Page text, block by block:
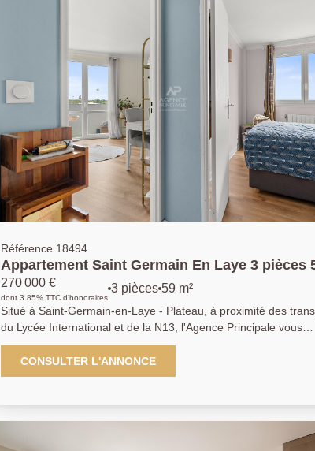
immédiate. Produit coup de coeur idéal pour une jeune famille.
Référence 18494
Appartement Saint Germain En Laye 3 pièces
m2 Refait à neuf
270 000 €
dont 3.85% TTC d'honoraires
3 pièces 59 m²
Situé à Saint-Germain-en-Laye - Plateau, à proximité des
du Lycée International et de la N13, l'Agence Principale vous
propose cet appartement de 3 pièces en parfaite état, au 5ème
étage avec ascenseur. Il se compose d'une entrée, d'un séjour
lumineux exposé Est avec balcon, d'une cuisine indépendante
CONSULTER L'ANNONCE